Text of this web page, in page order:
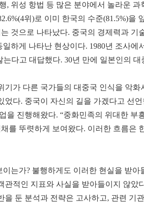
, 위성 항법 등 많은 분야에서 놀라운
위)로 이미 한국의 수준(81.5%)
것으로 나타났다. 중국의 경제력과
하게 나타난 현상이다. 1980년 조사
다고 대답했다. 30년 만에 일본인의
가 다른 국가들의 대중국 인식을 악
었다. 중국이 자신의 길을 가겠다고 선
을 진행해왔다. “중화민족의 위대한
를 뚜렷하게 보여왔다. 이러한 흐름은
는가? 불행하게도 이러한 현실을 받
적인 지표와 사실을 받아들이지 않았
둔 분석과 전략은 고사하고, 관련